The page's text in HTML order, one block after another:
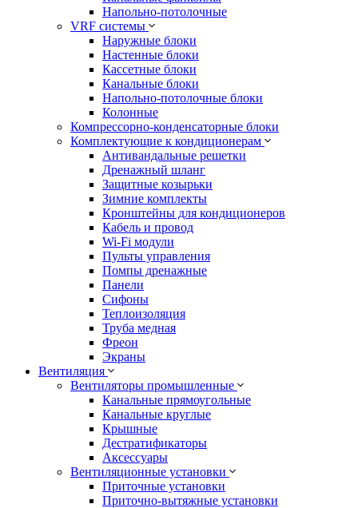
Напольно-потолочные
VRF системы
Наружные блоки
Настенные блоки
Кассетные блоки
Канальные блоки
Напольно-потолочные блоки
Колонные
Компрессорно-конденсаторные блоки
Комплектующие к кондиционерам
Антивандальные решетки
Дренажный шланг
Защитные козырьки
Зимние комплекты
Кронштейны для кондиционеров
Кабель и провод
Wi-Fi модули
Пульты управления
Помпы дренажные
Панели
Сифоны
Теплоизоляция
Труба медная
Фреон
Экраны
Вентиляция
Вентиляторы промышленные
Канальные прямоугольные
Канальные круглые
Крышные
Дестратификаторы
Аксессуары
Вентиляционные установки
Приточные установки
Приточно-вытяжные установки